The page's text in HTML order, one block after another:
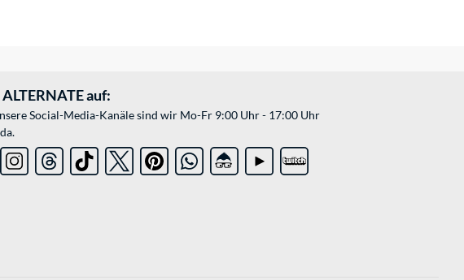
auf:
Social-Media-Kanäle sind wir Mo-Fr 9:00 Uhr - 17:00 Uhr